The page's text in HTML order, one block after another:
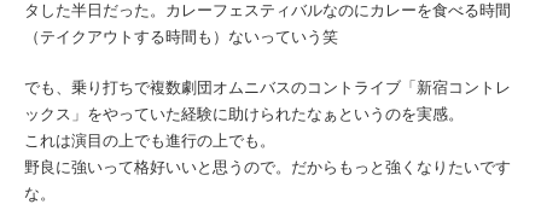
タした半日だった。カレーフェスティバルなのにカレーを食べる時間
（テイクアウトする時間も）ないっていう笑
でも、乗り打ちで複数劇団オムニバスのコントライブ「新宿コントレ
ックス」をやっていた経験に助けられたなぁというのを実感。
これは演目の上でも進行の上でも。
野良に強いって格好いいと思うので。だからもっと強くなりたいです
な。